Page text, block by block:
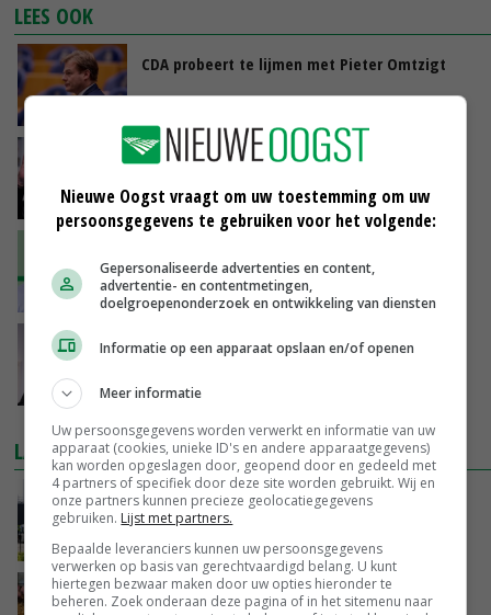
LEES OOK
CDA probeert te lijmen met Pieter Omtzigt
Caroline van der Plas (BBB) wil geen premier
27-07-2023
22-07-2023
Caroline van der Plas bij verkiezingen
18-07-2023
LAATSTE NIEUWS
Gemiddelde Europese melkprijs daalt licht in
juni
GISTEREN, 17:04
Frans onderzoekcentrum bestrijkt hele
Nieuwe Oogst vraagt om uw toestemming om uw
persoonsgegevens te gebruiken voor het volgende:
Gepersonaliseerde advertenties en content,
advertentie- en contentmetingen,
doelgroepenonderzoek en ontwikkeling van diensten
Informatie op een apparaat opslaan en/of openen
Meer informatie
Uw persoonsgegevens worden verwerkt en informatie van uw
apparaat (cookies, unieke ID's en andere apparaatgegevens)
kan worden opgeslagen door, geopend door en gedeeld met
4 partners of specifiek door deze site worden gebruikt. Wij en
onze partners kunnen precieze geolocatiegegevens
gebruiken. Lijst met partners.
Bepaalde leveranciers kunnen uw persoonsgegevens
verwerken op basis van gerechtvaardigd belang. U kunt
hiertegen bezwaar maken door uw opties hieronder te
beheren. Zoek onderaan deze pagina of in het sitemenu naar